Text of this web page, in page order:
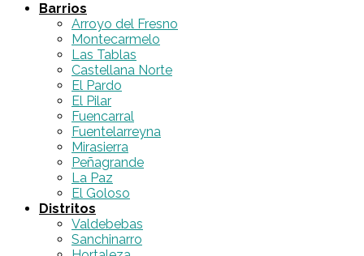
Barrios
Arroyo del Fresno
Montecarmelo
Las Tablas
Castellana Norte
El Pardo
El Pilar
Fuencarral
Fuentelarreyna
Mirasierra
Peñagrande
La Paz
El Goloso
Distritos
Valdebebas
Sanchinarro